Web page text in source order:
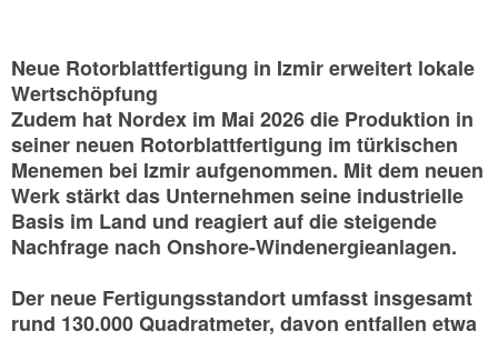
Neue Rotorblattfertigung in Izmir erweitert lokale
Wertschöpfung
Zudem hat Nordex im Mai 2026 die Produktion in
seiner neuen Rotorblattfertigung im türkischen
Menemen bei Izmir aufgenommen. Mit dem neuen
Werk stärkt das Unternehmen seine industrielle
Basis im Land und reagiert auf die steigende
Nachfrage nach Onshore-Windenergieanlagen.
Der neue Fertigungsstandort umfasst insgesamt
rund 130.000 Quadratmeter, davon entfallen etwa